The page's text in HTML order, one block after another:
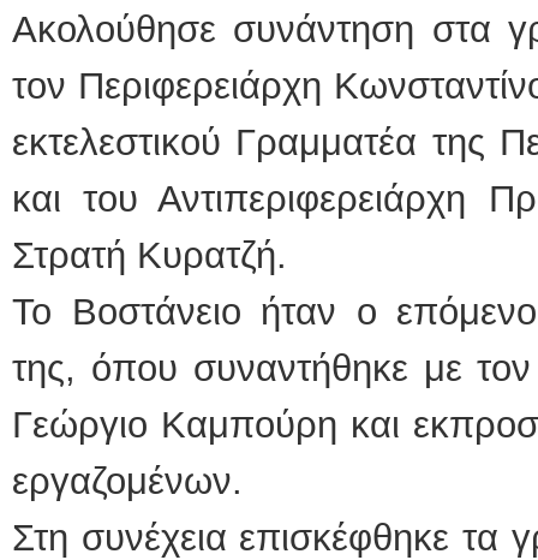
Ακολούθησε συνάντηση στα
τον Περιφερειάρχη
εκτελεστικού Γραμματέα της
και του Αντιπεριφερειάρχη
Στρατή Κυρατζή.
Το Βοστάνειο ήταν ο
της, όπου συναντήθηκε με τον
Γεώργιο Καμπούρη και
εργαζομένων.
Στη συνέχεια επισκέφθηκε